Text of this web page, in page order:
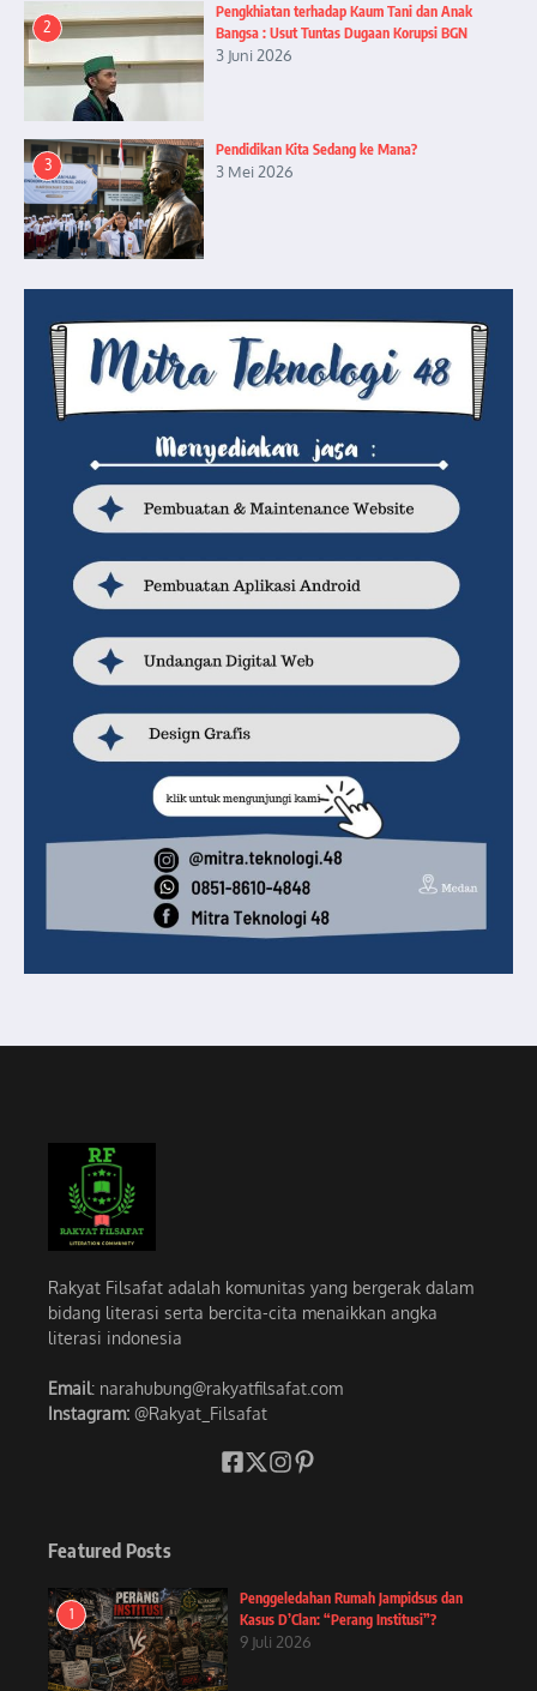
2
Pengkhiatan terhadap Kaum Tani dan Anak
Bangsa : Usut Tuntas Dugaan Korupsi BGN
3 Juni 2026
3
Pendidikan Kita Sedang ke Mana?
3 Mei 2026
Rakyat Filsafat adalah komunitas yang bergerak dalam
bidang literasi serta bercita-cita menaikkan angka
literasi indonesia
Email: narahubung@rakyatfilsafat.com
Instagram: @Rakyat_Filsafat
Featured Posts
1
Penggeledahan Rumah Jampidsus dan
Kasus D’Clan: “Perang Institusi”?
9 Juli 2026